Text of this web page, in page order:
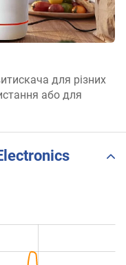
для різних
або для